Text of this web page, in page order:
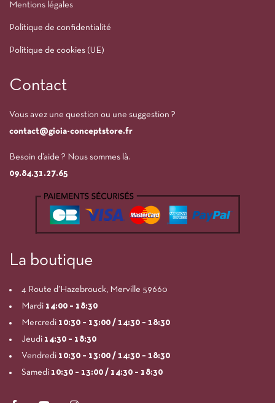
Mentions légales
Politique de confidentialité
Politique de cookies (UE)
Contact
Vous avez une question ou une suggestion ?
contact@gioia-conceptstore.fr
Besoin d’aide ? Nous sommes là.
09.84.31.27.65
La boutique
4 Route d’Hazebrouck, Merville 59660
Mardi 14:00 – 18:30
Mercredi 10:30 – 13:00 / 14:30 – 18:30
Jeudi 14:30 – 18:30
Vendredi 10:30 – 13:00 / 14:30 – 18:30
Samedi 10:30 – 13:00 / 14:30 – 18:30